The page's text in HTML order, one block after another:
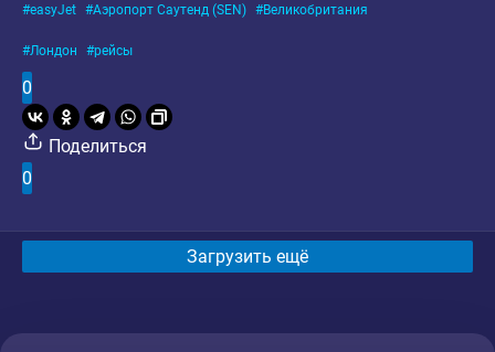
easyJet Аэропорт Саутенд (SEN) Великобритания
Лондон рейсы
0
Поделиться
0
Загрузить ещё